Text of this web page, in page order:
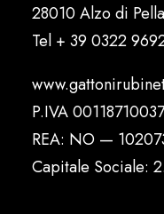
28010 Alzo di
Tel + 39 0322
P.IVA 00118710037
REA: NO —
Capitale Sociale: